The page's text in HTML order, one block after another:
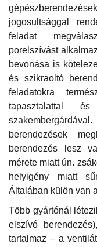
jogosultsággal
feladat
porelszívást
bevonása is
és szikraoltó
feladatokra
tapasztalattal
berendezések
berendezés lesz
mérete miatt ún.
helyigény miatt
Általában külön van
Több gyártónál
elszívó
tartalmaz – a